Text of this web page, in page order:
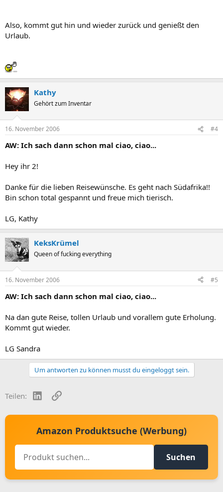
Also, kommt gut hin und wieder zurück und genießt den
Urlaub.
Kathy
Gehört zum Inventar
16. November 2006 #4
AW: Ich sach dann schon mal ciao, ciao...
Hey ihr 2!
Danke für die lieben Reisewünsche. Es geht nach Südafrika!!
Bin schon total gespannt und freue mich tierisch.
LG, Kathy
KeksKrümel
Queen of fucking everything
16. November 2006 #5
AW: Ich sach dann schon mal ciao, ciao...
Na dan gute Reise, tollen Urlaub und vorallem gute Erholung.
Kommt gut wieder.
LG Sandra
Um antworten zu können musst du eingeloggt sein.
Teilen: LinkedInLink
Amazon Produktsuche (Werbung)
Suchen